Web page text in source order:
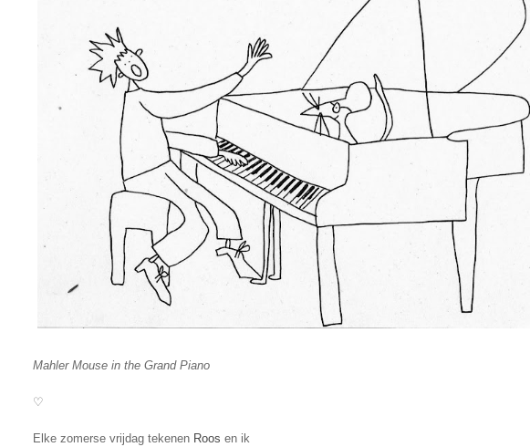
Mahler Mouse in the Grand Piano
♡
Elke zomerse vrijdag tekenen Roos en ik